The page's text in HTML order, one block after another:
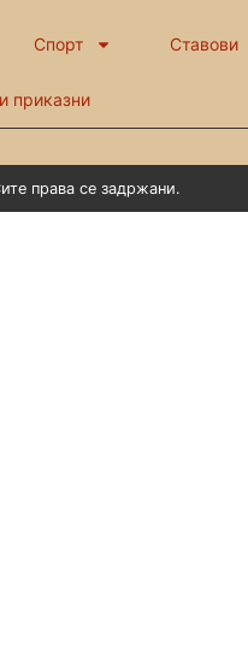
Спорт Ставови
приказни
права се задржани.